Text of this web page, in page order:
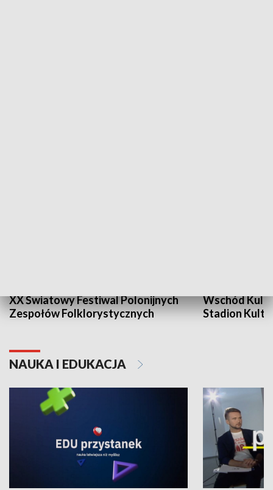
XX Światowy Festiwal Polonijnych
Zespołów Folklorystycznych
Wschód
Stadion
NAUKA I EDUKACJA